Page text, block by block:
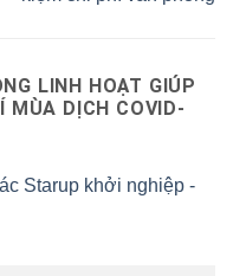
LINH HOẠT GIÚP
MÙA DỊCH COVID-
Starup khởi nghiệp -